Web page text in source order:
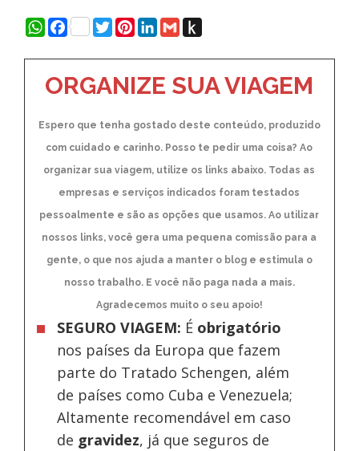
WhatsApp
Facebook
Twitter
Pinterest
LinkedIn
GmailPush
Kindle
ORGANIZE SUA VIAGEM
Espero que tenha gostado deste conteúdo, produzido
com cuidado e carinho. Posso te pedir uma coisa? Ao
organizar sua viagem, utilize os links abaixo. Todas as
empresas e serviços indicados foram testados
pessoalmente e são as opções que usamos. Ao utilizar
nossos links, você gera uma pequena comissão para a
gente, o que nos ajuda a manter o blog e estimula o
nosso trabalho. E você não paga nada a mais.
Agradecemos muito o seu apoio!
SEGURO VIAGEM: É obrigatório
nos países da Europa que fazem
parte do Tratado Schengen, além
de países como Cuba e Venezuela;
Altamente recomendável em caso
de gravidez, já que seguros de